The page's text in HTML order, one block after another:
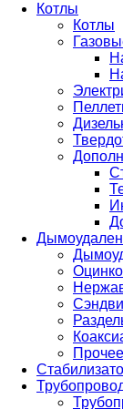
Котлы
Котлы
Прочее